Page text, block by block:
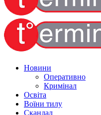
Новини
Оперативно
Кримінал
Освіта
Воїни тилу
Скандал